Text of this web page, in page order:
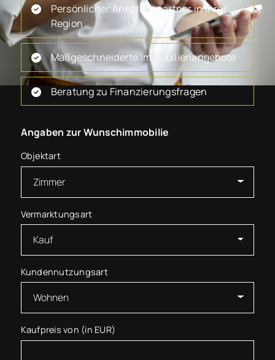
Persönlicher Ansprechpartner in Ihrer
Region
Maßgeschneiderte Immobilienangebote
Beratung zu Finanzierungsfragen
Angaben zur Wunschimmobilie
Objektart
Vermarktungsart
Kundennutzungsart
Kaufpreis von (in EUR)